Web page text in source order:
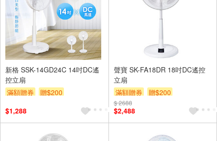
新格 SSK-14GD24C 14吋DC遙
控立扇
滿額贈券
贈$200
$1,288
聲寶 SK-FA18DR 18吋DC遙控
立扇
滿額贈券
贈$200
$ 2688
$2,488